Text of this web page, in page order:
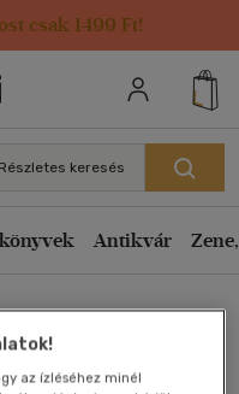
csak 1499 Ft!
Részletes keresés
Antikvár
az ízléséhez minél